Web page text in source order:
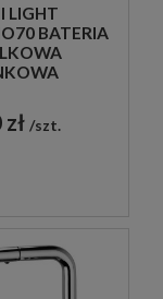
LIGHT
BATERIA
szt.